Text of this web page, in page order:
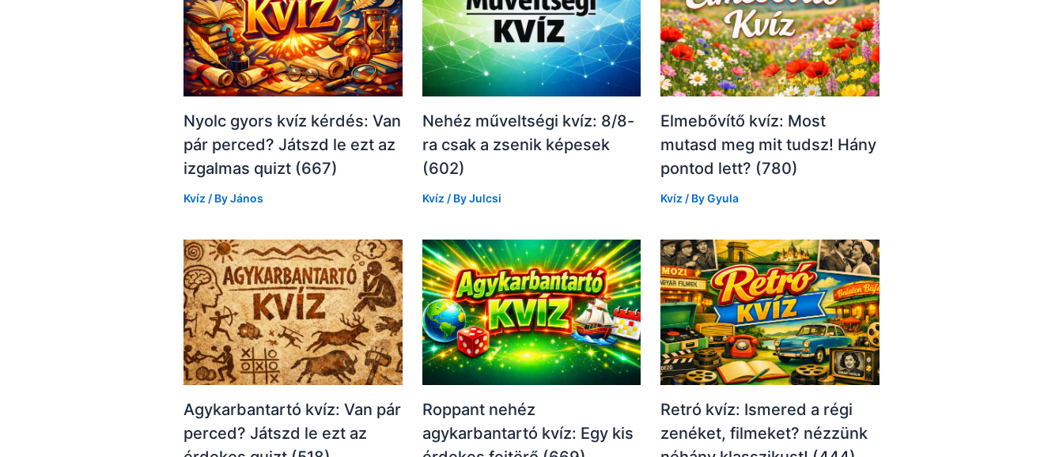
Nyolc gyors kvíz kérdés: Van
pár perced? Játszd le ezt az
izgalmas quizt (667)
Kvíz / ByJános
Nehéz műveltségi kvíz: 8/8-
ra csak a zsenik képesek
(602)
Kvíz / ByJulcsi
Elmebővítő kvíz: Most
mutasd meg mit tudsz! Hány
pontod lett? (780)
Kvíz / ByGyula
Agykarbantartó kvíz: Van pár
perced? Játszd le ezt az
Roppant nehéz
agykarbantartó kvíz: Egy kis
Retró kvíz: Ismered a régi
zenéket, filmeket? nézzünk